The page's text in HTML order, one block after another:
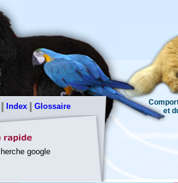
Index Glossaire
et du
google